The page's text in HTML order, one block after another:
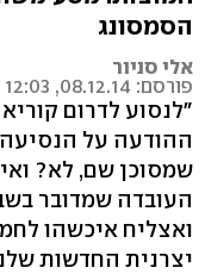
הסמסונג
אלי סניור
פורסם: 08.12.14, 12:03
"לנסוע לדרום
ההודעה על
שמסוכן שם, לא?
העובדה שמדובר
ואצליח איכשהו
יצרנית החדשות